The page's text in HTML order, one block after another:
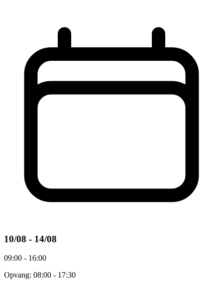
10/08 - 14/08
09:00 - 16:00
Opvang: 08:00 - 17:30